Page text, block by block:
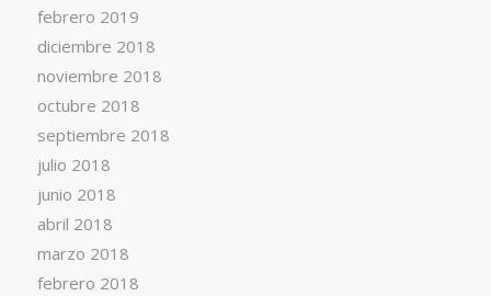
febrero 2019
diciembre 2018
noviembre 2018
octubre 2018
septiembre 2018
julio 2018
junio 2018
abril 2018
marzo 2018
febrero 2018